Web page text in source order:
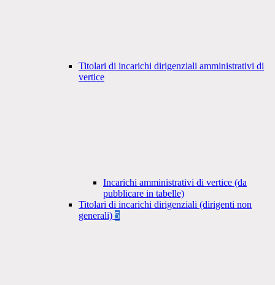
Titolari di incarichi dirigenziali amministrativi di
vertice
Incarichi amministrativi di vertice (da
pubblicare in tabelle)
Titolari di incarichi dirigenziali (dirigenti non
generali) 5